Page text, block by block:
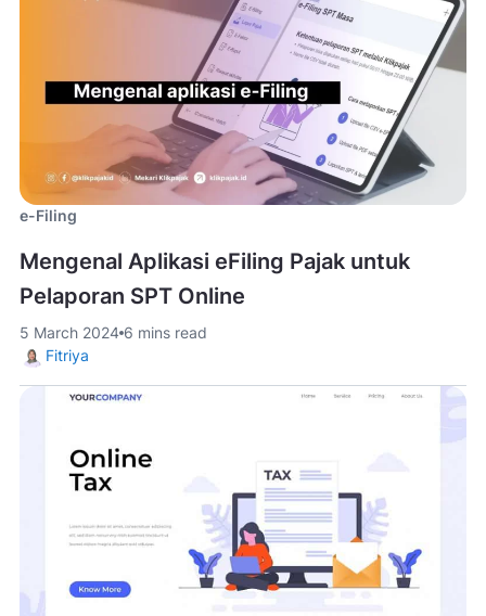
e-Filing
Mengenal Aplikasi eFiling Pajak untuk
Pelaporan SPT Online
5 March 2024 6 mins read
Fitriya